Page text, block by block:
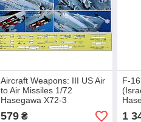
Aircraft Weapons: III US Air
to Air Missiles 1/72
Hasegawa X72-3
579₴
F-
1